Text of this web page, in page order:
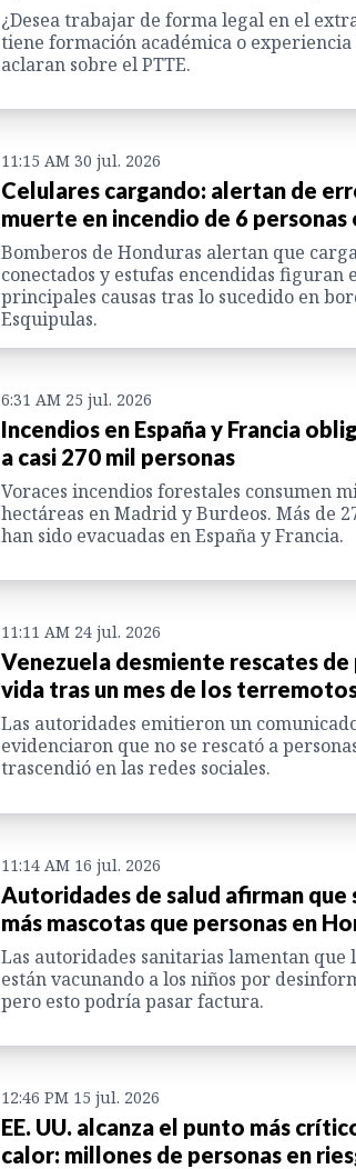
¿Desea trabajar de forma legal en el
tiene formación académica o experiencia
aclaran sobre el PTTE.
11:15 AM 30 jul. 2026
Celulares cargando: alertan de
muerte en incendio de 6 personas
Bomberos de Honduras alertan que
conectados y estufas encendidas figuran
principales causas tras lo sucedido en
Esquipulas.
6:31 AM 25 jul. 2026
Incendios en España y Francia
a casi 270 mil personas
Voraces incendios forestales consumen
hectáreas en Madrid y Burdeos. Más de
han sido evacuadas en España y Francia.
11:11 AM 24 jul. 2026
Venezuela desmiente rescates de
vida tras un mes de los
Las autoridades emitieron un
evidenciaron que no se rescató a
trascendió en las redes sociales.
11:14 AM 16 jul. 2026
Autoridades de salud afirman que
más mascotas que personas en
Las autoridades sanitarias lamentan que
están vacunando a los niños por
pero esto podría pasar factura.
12:46 PM 15 jul. 2026
EE. UU. alcanza el punto más
calor: millones de personas en